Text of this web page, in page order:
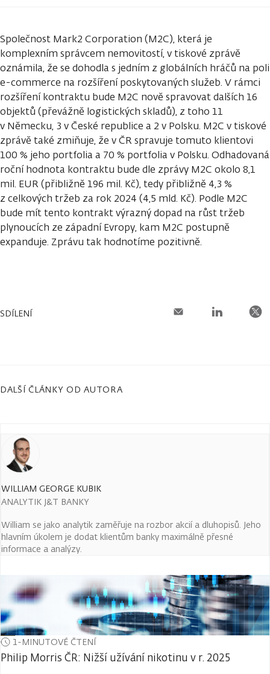
Společnost Mark2 Corporation (M2C), která je
komplexním správcem nemovitostí, v tiskové zprávě
oznámila, že se dohodla s jedním z globálních hráčů na poli
e-commerce na rozšíření poskytovaných služeb. V rámci
rozšíření kontraktu bude M2C nově spravovat dalších 16
objektů (převážně logistických skladů), z toho 11
v Německu, 3 v České republice a 2 v Polsku. M2C v tiskové
zprávě také zmiňuje, že v ČR spravuje tomuto klientovi
100 % jeho portfolia a 70 % portfolia v Polsku. Odhadovaná
roční hodnota kontraktu bude dle zprávy M2C okolo 8,1
mil. EUR (přibližně 196 mil. Kč), tedy přibližně 4,3 %
z celkových tržeb za rok 2024 (4,5 mld. Kč). Podle M2C
bude mít tento kontrakt výrazný dopad na růst tržeb
plynoucích ze západní Evropy, kam M2C postupně
expanduje. Zprávu tak hodnotíme pozitivně.
SDÍLENÍ
DALŠÍ ČLÁNKY OD AUTORA
WILLIAM GEORGE KUBIK
ANALYTIK J&T BANKY
William se jako analytik zaměřuje na rozbor akcií a dluhopisů. Jeho
hlavním úkolem je dodat klientům banky maximálně přesné
informace a analýzy.
1-MINUTOVÉ ČTENÍ
Philip Morris ČR: Nižší užívání nikotinu v r. 2025